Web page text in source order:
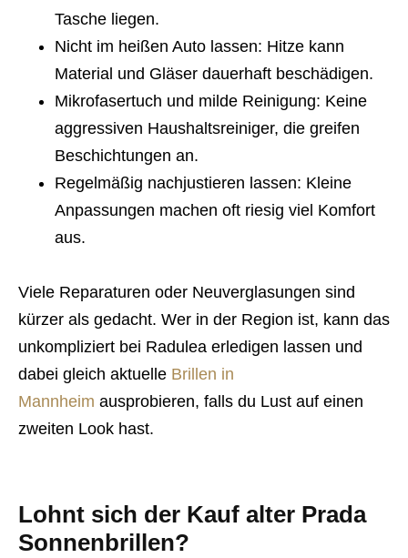
Tasche liegen.
Nicht im heißen Auto lassen: Hitze kann
Material und Gläser dauerhaft beschädigen.
Mikrofasertuch und milde Reinigung: Keine
aggressiven Haushaltsreiniger, die greifen
Beschichtungen an.
Regelmäßig nachjustieren lassen: Kleine
Anpassungen machen oft riesig viel Komfort
aus.
Viele Reparaturen oder Neuverglasungen sind
kürzer als gedacht. Wer in der Region ist, kann das
unkompliziert bei Radulea erledigen lassen und
dabei gleich aktuelle Brillen in
Mannheim ausprobieren, falls du Lust auf einen
zweiten Look hast.
Lohnt sich der Kauf alter Prada
Sonnenbrillen?